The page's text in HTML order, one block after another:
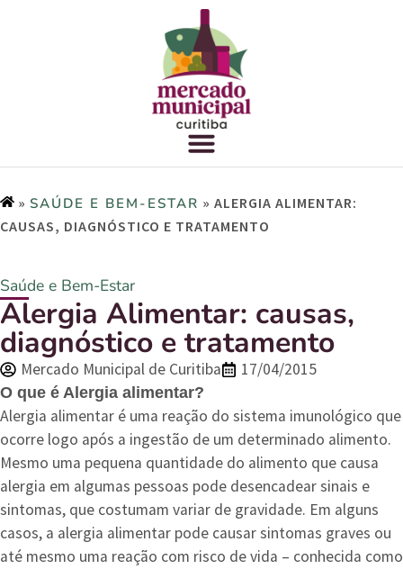
» SAÚDE E BEM-ESTAR » ALERGIA ALIMENTAR:
CAUSAS, DIAGNÓSTICO E TRATAMENTO
Saúde e Bem-Estar
Alergia Alimentar: causas,
diagnóstico e tratamento
Mercado Municipal de Curitiba 17/04/2015
O que é Alergia alimentar?
Alergia alimentar é uma reação do sistema imunológico que
ocorre logo após a ingestão de um determinado alimento.
Mesmo uma pequena quantidade do alimento que causa
alergia em algumas pessoas pode desencadear sinais e
sintomas, que costumam variar de gravidade. Em alguns
casos, a alergia alimentar pode causar sintomas graves ou
até mesmo uma reação com risco de vida – conhecida como